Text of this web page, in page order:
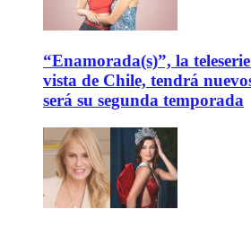
“Enamorada(s)”, la
vista de Chile, tendrá
será su segunda temporada